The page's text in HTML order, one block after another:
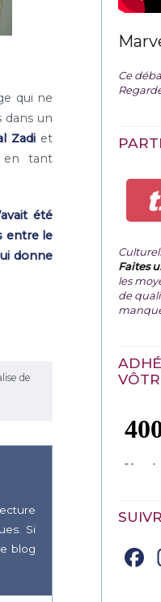
qui ne
dans un
Zadiet
en tant
été
entre le
donne
de
Si
blog
Ce
Faites
les
de